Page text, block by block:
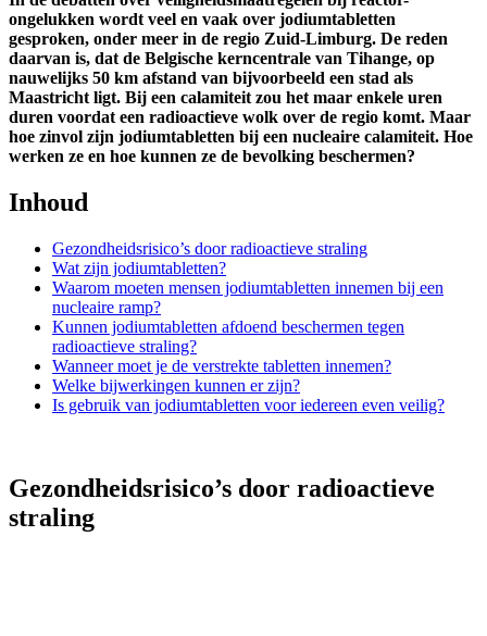
ongelukken wordt veel en vaak over jodiumtabletten
gesproken, onder meer in de regio Zuid-Limburg. De reden
daarvan is, dat de Belgische kerncentrale van Tihange, op
nauwelijks 50 km afstand van bijvoorbeeld een stad als
Maastricht ligt. Bij een calamiteit zou het maar enkele uren
duren voordat een radioactieve wolk over de regio komt. Maar
hoe zinvol zijn jodiumtabletten bij een nucleaire calamiteit. Hoe
werken ze en hoe kunnen ze de bevolking beschermen?
Inhoud
Gezondheidsrisico’s door radioactieve straling
Wat zijn jodiumtabletten?
Waarom moeten mensen jodiumtabletten innemen bij een
nucleaire ramp?
Kunnen jodiumtabletten afdoend beschermen tegen
radioactieve straling?
Wanneer moet je de verstrekte tabletten innemen?
Welke bijwerkingen kunnen er zijn?
Is gebruik van jodiumtabletten voor iedereen even veilig?
Gezondheidsrisico’s door radioactieve
straling